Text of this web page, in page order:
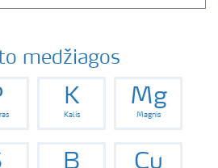
medžiagos
K
Kalis
Mg
Magnis
B Cu